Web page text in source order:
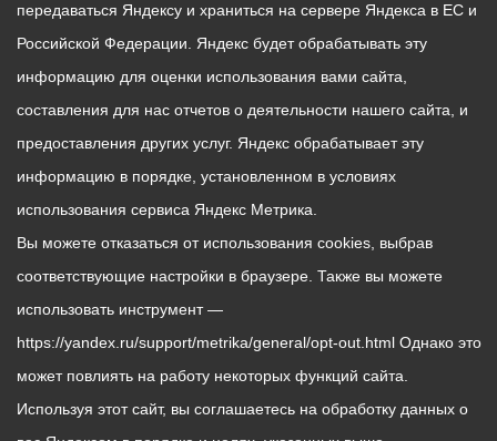
передаваться Яндексу и храниться на сервере Яндекса в ЕС и
Российской Федерации. Яндекс будет обрабатывать эту
информацию для оценки использования вами сайта,
составления для нас отчетов о деятельности нашего сайта, и
предоставления других услуг. Яндекс обрабатывает эту
информацию в порядке, установленном в условиях
использования сервиса Яндекс Метрика.
Вы можете отказаться от использования cookies, выбрав
соответствующие настройки в браузере. Также вы можете
использовать инструмент —
https://yandex.ru/support/metrika/general/opt-out.html Однако это
может повлиять на работу некоторых функций сайта.
Используя этот сайт, вы соглашаетесь на обработку данных о